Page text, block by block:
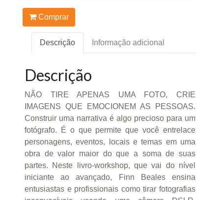
Comprar
Descrição Informação adicional
Descrição
NÃO TIRE APENAS UMA FOTO, CRIE
IMAGENS QUE EMOCIONEM AS PESSOAS.
Construir uma narrativa é algo precioso para um
fotógrafo. É o que permite que você entrelace
personagens, eventos, locais e temas em uma
obra de valor maior do que a soma de suas
partes. Neste livro-workshop, que vai do nível
iniciante ao avançado, Finn Beales ensina
entusiastas e profissionais como tirar fotografias